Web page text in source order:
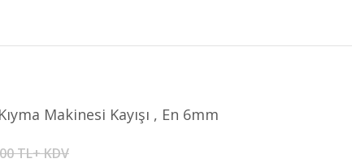
Makinesi Kayışı , En 6mm
TL+ KDV